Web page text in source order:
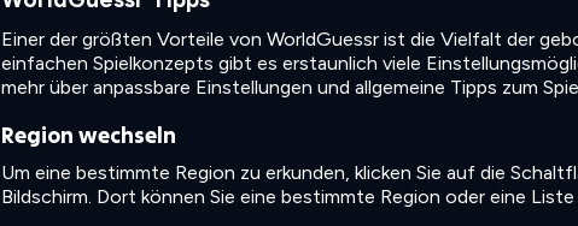
Einer der größten Vorteile von WorldGuessr ist die Vielfalt der
einfachen Spielkonzepts gibt es erstaunlich viele
mehr über anpassbare Einstellungen und allgemeine Tipps zum
Region wechseln
Um eine bestimmte Region zu erkunden, klicken Sie auf die
Bildschirm. Dort können Sie eine bestimmte Region oder eine